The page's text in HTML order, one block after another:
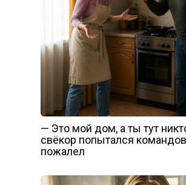
— Это мой дом, а ты тут
свёкор попытался
пожалел